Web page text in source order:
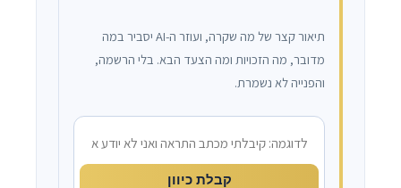
תיאור קצר של מה שקרה, ועוזר ה-AI יסביר במה
מדובר, מה הזכויות ומה הצעד הבא. בלי הרשמה,
והפנייה לא נשמרת.
מה קרה?
קבלת כיוון